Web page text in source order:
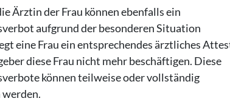
Ärztin der Frau können ebenfalls ein
aufgrund der besonderen Situation
eine Frau ein entsprechendes ärztliches
diese Frau nicht mehr beschäftigen. Diese
können teilweise oder vollständig
werden.